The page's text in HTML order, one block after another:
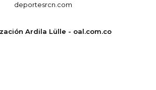
deportesrcn.com
Ardila Lülle - oal.com.co